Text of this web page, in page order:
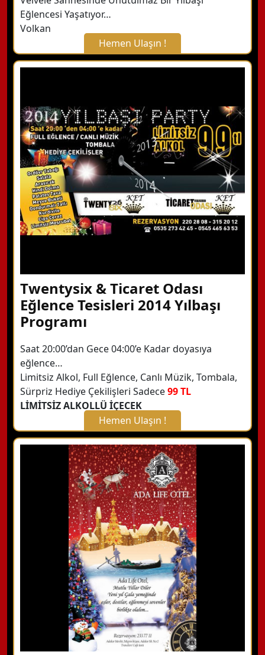
Eğlencesi Yaşatıyor…
Volkan
Hemen Ulaşın !
X Kapat
Hemen Arayın
Detaylı Bilgi Alın
Twentysix & Ticaret Odası
Eğlence Tesisleri 2014 Yılbaşı
Programı
Saat 20:00’dan Gece 04:00’e Kadar doyasıya
eğlence…
Limitsiz Alkol, Full Eğlence, Canlı Müzik, Tombala,
Sürpriz Hediye Çekilişleri Sadece99 TL
LİMİTSİZ ALKOLLÜ İÇECEK
Hemen Ulaşın !
X Kapat
WhatsApp ile Bilgi Alın
Hemen Arayın
Detaylı Bilgi Alın